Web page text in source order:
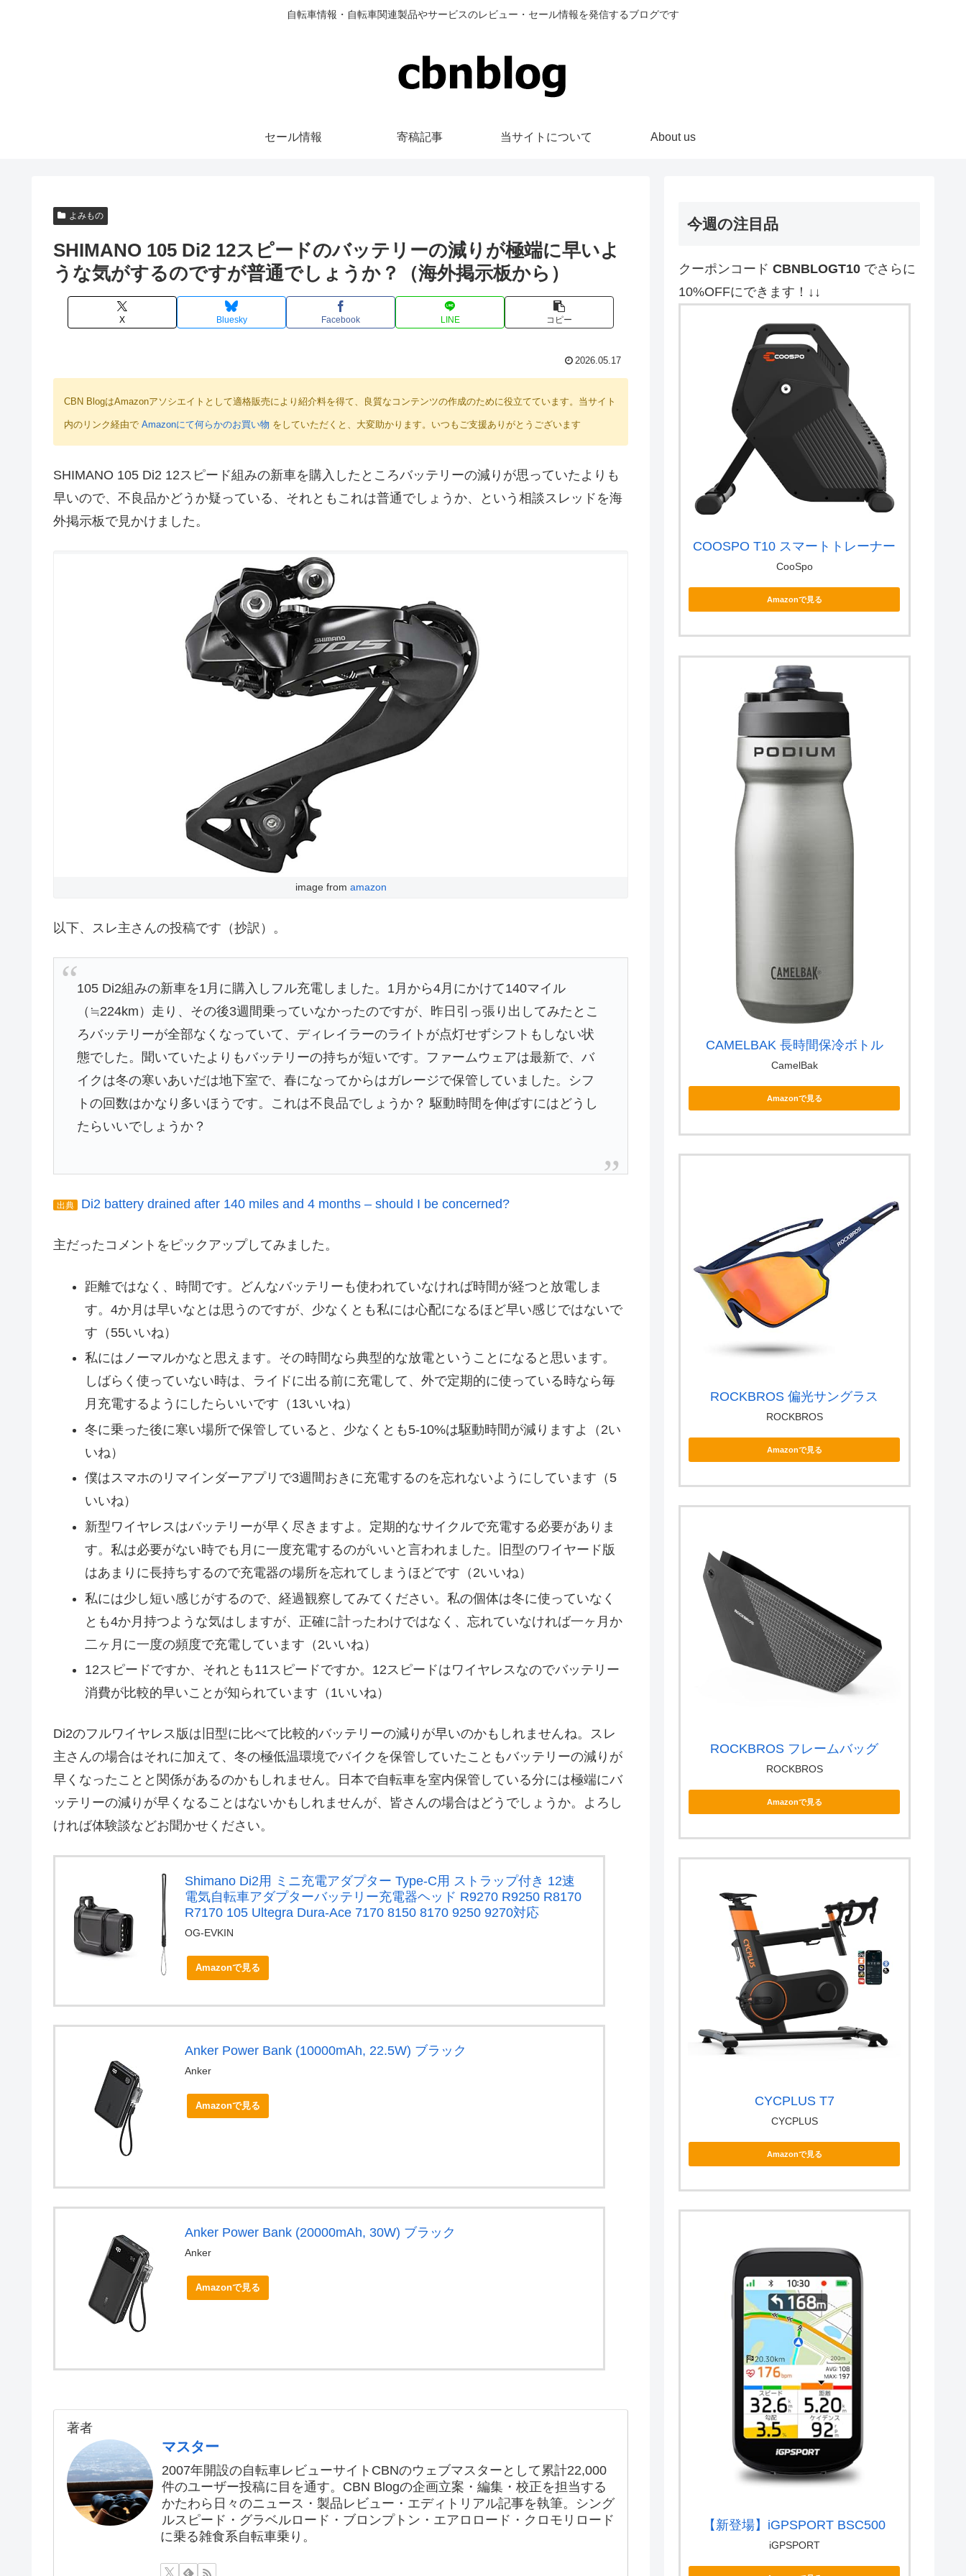
自転車情報・自転車関連製品やサービスのレビュー・セール情報を発信するブログです
セール情報 寄稿記事 当サイトについて About us
よみもの
SHIMANO 105 Di2 12スピードのバッテリーの減りが極端に早いよ
うな気がするのですが普通でしょうか？（海外掲示板から）
X Bluesky Facebook LINE コピー
2026.05.17
CBN BlogはAmazonアソシエイトとして適格販売により紹介料を得て、良質なコンテンツの作成のために役立てています。当サイト
内のリンク経由で Amazonにて何らかのお買い物 をしていただくと、大変助かります。いつもご支援ありがとうございます
SHIMANO 105 Di2 12スピード組みの新車を購入したところバッテリーの減りが思っていたよりも
早いので、不良品かどうか疑っている、それともこれは普通でしょうか、という相談スレッドを海
外掲示板で見かけました。
image from amazon
以下、スレ主さんの投稿です（抄訳）。
105 Di2組みの新車を1月に購入しフル充電しました。1月から4月にかけて140マイル
（≒224km）走り、その後3週間乗っていなかったのですが、昨日引っ張り出してみたとこ
ろバッテリーが全部なくなっていて、ディレイラーのライトが点灯せずシフトもしない状
態でした。聞いていたよりもバッテリーの持ちが短いです。ファームウェアは最新で、バ
イクは冬の寒いあいだは地下室で、春になってからはガレージで保管していました。シフ
トの回数はかなり多いほうです。これは不良品でしょうか？ 駆動時間を伸ばすにはどうし
たらいいでしょうか？
出典 Di2 battery drained after 140 miles and 4 months – should I be concerned?
主だったコメントをピックアップしてみました。
距離ではなく、時間です。どんなバッテリーも使われていなければ時間が経つと放電しま
す。4か月は早いなとは思うのですが、少なくとも私には心配になるほど早い感じではないで
す（55いいね）
私にはノーマルかなと思えます。その時間なら典型的な放電ということになると思います。
しばらく使っていない時は、ライドに出る前に充電して、外で定期的に使っている時なら毎
月充電するようにしたらいいです（13いいね）
冬に乗った後に寒い場所で保管していると、少なくとも5-10%は駆動時間が減りますよ（2い
いね）
僕はスマホのリマインダーアプリで3週間おきに充電するのを忘れないようにしています（5
いいね）
新型ワイヤレスはバッテリーが早く尽きますよ。定期的なサイクルで充電する必要がありま
す。私は必要がない時でも月に一度充電するのがいいと言われました。旧型のワイヤード版
はあまりに長持ちするので充電器の場所を忘れてしまうほどです（2いいね）
私には少し短い感じがするので、経過観察してみてください。私の個体は冬に使っていなく
とも4か月持つような気はしますが、正確に計ったわけではなく、忘れていなければ一ヶ月か
二ヶ月に一度の頻度で充電しています（2いいね）
12スピードですか、それとも11スピードですか。12スピードはワイヤレスなのでバッテリー
消費が比較的早いことが知られています（1いいね）
Di2のフルワイヤレス版は旧型に比べて比較的バッテリーの減りが早いのかもしれませんね。スレ
主さんの場合はそれに加えて、冬の極低温環境でバイクを保管していたこともバッテリーの減りが
早くなったことと関係があるのかもしれません。日本で自転車を室内保管している分には極端にバ
ッテリーの減りが早くなることはないかもしれませんが、皆さんの場合はどうでしょうか。よろし
ければ体験談などお聞かせください。
Shimano Di2用 ミニ充電アダプター Type-C用 ストラップ付き 12速
電気自転車アダプターバッテリー充電器ヘッド R9270 R9250 R8170
R7170 105 Ultegra Dura-Ace 7170 8150 8170 9250 9270対応
OG-EVKIN
Amazonで見る
Anker Power Bank (10000mAh, 22.5W) ブラック
Anker
Amazonで見る
Anker Power Bank (20000mAh, 30W) ブラック
Anker
Amazonで見る
著者
マスター
2007年開設の自転車レビューサイトCBNのウェブマスターとして累計22,000
件のユーザー投稿に目を通す。CBN Blogの企画立案・編集・校正を担当する
かたわら日々のニュース・製品レビュー・エディトリアル記事を執筆。シング
ルスピード・グラベルロード・ブロンプトン・エアロロード・クロモリロード
に乗る雑食系自転車乗り。
今週の注目品
クーポンコード CBNBLOGT10 でさらに
10%OFFにできます！↓↓
COOSPO T10 スマートトレーナー
CooSpo
Amazonで見る
CAMELBAK 長時間保冷ボトル
CamelBak
Amazonで見る
ROCKBROS 偏光サングラス
ROCKBROS
Amazonで見る
ROCKBROS フレームバッグ
ROCKBROS
Amazonで見る
CYCPLUS T7
CYCPLUS
Amazonで見る
【新登場】iGPSPORT BSC500
iGPSPORT